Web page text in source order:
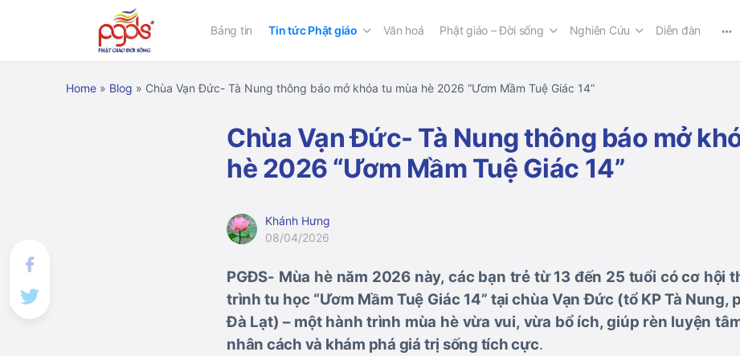
Bảng tin Tin tức Phật giáo Văn hoá Phật giáo – Đời sống Nghiên Cứu Diễn đàn
Home » Blog » Chùa Vạn Đức- Tà Nung thông báo mở khóa tu mùa hè 2026 “Ươm Mầm Tuệ Giác 14”
Chùa Vạn Đức- Tà Nung thông báo mở
hè 2026 “Ươm Mầm Tuệ Giác 14”
Khánh Hưng
08/04/2026
PGĐS- Mùa hè năm 2026 này, các bạn trẻ từ 13 đến 25 tuổi có cơ hội
trình tu học “Ươm Mầm Tuệ Giác 14” tại chùa Vạn Đức (tổ KP Tà Nung,
Đà Lạt) – một hành trình mùa hè vừa vui, vừa bổ ích, giúp rèn luyện
nhân cách và khám phá giá trị sống tích cực.